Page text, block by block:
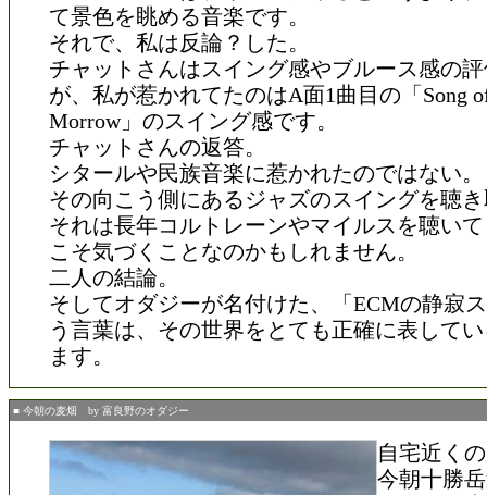
て景色を眺める音楽です。
それで、私は反論？した。
チャットさんはスイング感やブルース感の
が、私が惹かれてたのはA面1曲目の「Song
Morrow」のスイング感です。
チャットさんの返答。
シタールや民族音楽に惹かれたのではない。
その向こう側にあるジャズのスイングを聴
それは長年コルトレーンやマイルスを聴い
こそ気づくことなのかもしれません。
二人の結論。
そしてオダジーが名付けた、「ECMの静寂
う言葉は、その世界をとても正確に表して
ます。
■ 今朝の麦畑 by 富良野のオダジー
自宅近く
今朝十勝